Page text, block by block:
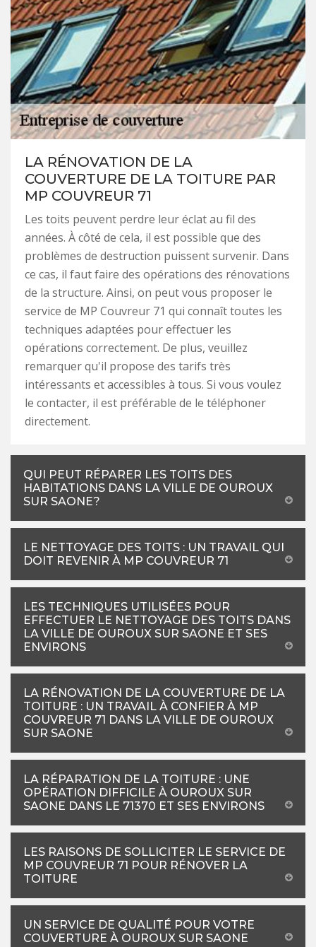
LA RÉNOVATION DE LA
COUVERTURE DE LA TOITURE PAR
MP COUVREUR 71
Les toits peuvent perdre leur éclat au fil des
années. À côté de cela, il est possible que des
problèmes de destruction puissent survenir. Dans
ce cas, il faut faire des opérations des rénovations
de la structure. Ainsi, on peut vous proposer le
service de MP Couvreur 71 qui connaît toutes les
techniques adaptées pour effectuer les
opérations correctement. De plus, veuillez
remarquer qu'il propose des tarifs très
intéressants et accessibles à tous. Si vous voulez
le contacter, il est préférable de le téléphoner
directement.
QUI PEUT RÉPARER LES TOITS DES
HABITATIONS DANS LA VILLE DE OUROUX
SUR SAONE?
LE NETTOYAGE DES TOITS : UN TRAVAIL QUI
DOIT REVENIR À MP COUVREUR 71
LES TECHNIQUES UTILISÉES POUR
EFFECTUER LE NETTOYAGE DES TOITS DANS
LA VILLE DE OUROUX SUR SAONE ET SES
ENVIRONS
LA RÉNOVATION DE LA COUVERTURE DE LA
TOITURE : UN TRAVAIL À CONFIER À MP
COUVREUR 71 DANS LA VILLE DE OUROUX
SUR SAONE
LA RÉPARATION DE LA TOITURE : UNE
OPÉRATION DIFFICILE À OUROUX SUR
SAONE DANS LE 71370 ET SES ENVIRONS
LES RAISONS DE SOLLICITER LE SERVICE DE
MP COUVREUR 71 POUR RÉNOVER LA
TOITURE
UN SERVICE DE QUALITÉ POUR VOTRE
COUVERTURE À OUROUX SUR SAONE